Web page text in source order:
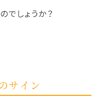
でしょうか？
サイン